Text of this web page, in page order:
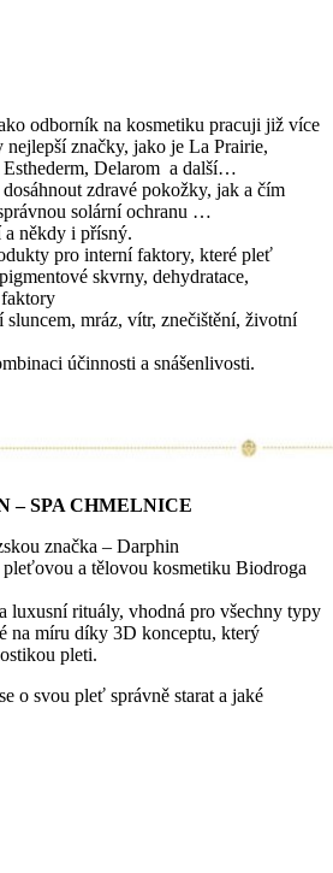
odborník na kosmetiku pracuji již více
nejlepší značky, jako je La Prairie,
Esthederm, Delarom a další…
zdravé pokožky, jak a čím
solární ochranu …
někdy i přísný.
pro interní faktory, které pleť
skvrny, dehydratace,
mráz, vítr, znečištění, životní
účinnosti a snášenlivosti.
– SPA CHMELNICE
značka – Darphin
a tělovou kosmetiku Biodroga
luxusní rituály, vhodná pro všechny typy
na míru díky 3D konceptu, který
pleti.
o svou pleť správně starat a jaké